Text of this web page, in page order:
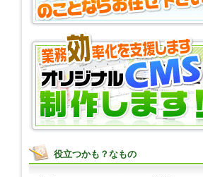
役立つかも？なもの